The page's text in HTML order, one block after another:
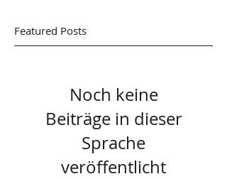
Featured Posts
Noch keine
Beiträge in dieser
Sprache
veröffentlicht